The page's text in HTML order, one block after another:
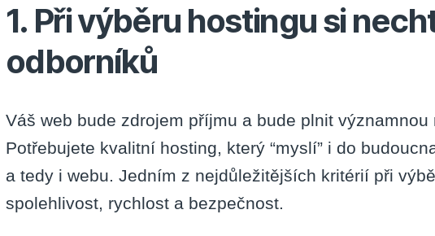
1. Při výběru hostingu si
odborníků
Váš web bude zdrojem příjmu a bude plnit
Potřebujete kvalitní hosting, který “myslí” i do
a tedy i webu. Jedním z nejdůležitějších kritérií při
spolehlivost, rychlost a bezpečnost.